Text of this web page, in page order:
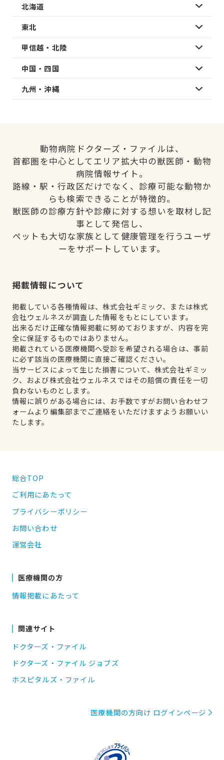
北海道
東北
甲信越・北陸
中国・四国
九州・沖縄
動物病院ドクターズ・ファイルは、
首都圏を中心としてエリア拡大中の獣医師・動物
病院情報サイト。
路線・駅・行政区だけでなく、診療可能な動物か
らも検索できることが特徴的。
獣医師の診療方針や診療に対する想いを取材し記
事として発信し、
ペットも大切な家族として健康管理を行うユーザ
ーをサポートしています。
掲載情報について
掲載している各種情報は、株式会社ギミック、または株式
会社ウェルネスが調査した情報をもとにしています。
出来るだけ正確な情報掲載に努めておりますが、内容を完
全に保証するものではありません。
掲載されている医療機関へ受診を希望される場合は、事前
に必ず該当の医療機関に直接ご確認ください。
当サービスによって生じた損害について、株式会社ギミッ
ク、および株式会社ウェルネスではその賠償の責任を一切
負わないものとします。
情報に誤りがある場合には、お手数ですがお問い合わせフ
ォームより編集部までご連絡をいただけますようお願いい
たします。
総合TOP
ご利用にあたって
プライバシーポリシー
お問い合わせ
運営会社
医療機関の方
情報掲載にあたって
関連サイト
ドクターズ・ファイル
ドクターズ・ファイル ジョブズ
ホスピタルズ・ファイル
医療機関の方向け ログインページ